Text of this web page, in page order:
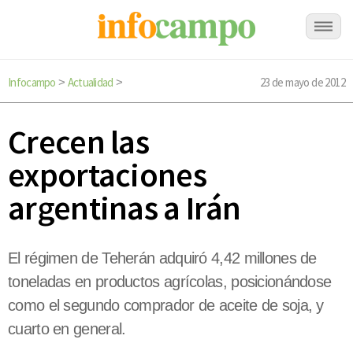
Infocampo > Actualidad > 23 de mayo de 2012
Crecen las
exportaciones
argentinas a Irán
El régimen de Teherán adquiró 4,42 millones de
toneladas en productos agrícolas, posicionándose
como el segundo comprador de aceite de soja, y
cuarto en general.